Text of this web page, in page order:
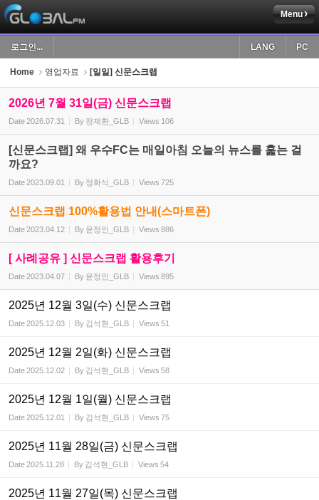
Menu
로그인... PC
LANG
Home 영업자료 [일일] 신문스크랩
2026년 7월 31일(금) 신문스크랩
Date2026.07.31 By 정제환_GLB Views 106
[신문스크랩] 왜 우수FC는 매일아침 오늘의 뉴스를 훑는 걸
까요?
Date2023.09.01 By 정화식_GLB Views 725
신문스크랩 100%활용법 안내(스마트폰)
Date2023.04.12 By 윤정인_GLB Views 886
[ 사례공유 ] 신문스크랩 활용후기
Date2023.04.07 By 윤정인_GLB Views 895
2025년 12월 3일(수) 신문스크랩
Date2025.12.03 By 김석현_GLB Views 51
2025년 12월 2일(화) 신문스크랩
Date2025.12.02 By 김석현_GLB Views 58
2025년 12월 1일(월) 신문스크랩
Date2025.12.01 By 김석현_GLB Views 75
2025년 11월 28일(금) 신문스크랩
Date2025.11.28 By 김석현_GLB Views 54
2025년 11월 27일(목) 신문스크랩
Sketchbook5, 스케치북5
Sketchbook5, 스케치북5